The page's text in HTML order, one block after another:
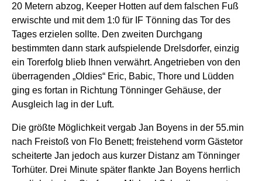
20 Metern abzog, Keeper Hotten auf dem falschen Fuß
erwischte und mit dem 1:0 für IF Tönning das Tor des
Tages erzielen sollte. Den zweiten Durchgang
bestimmten dann stark aufspielende Drelsdorfer, einzig
ein Torerfolg blieb Ihnen verwährt. Angetrieben von den
überragenden „Oldies“ Eric, Babic, Thore und Lüdden
ging es fortan in Richtung Tönninger Gehäuse, der
Ausgleich lag in der Luft.
Die größte Möglichkeit vergab Jan Boyens in der 55.min
nach Freistoß von Flo Benett; freistehend vorm Gästetor
scheiterte Jan jedoch aus kurzer Distanz am Tönninger
Torhüter. Drei Minute später flankte Jan Boyens herrlich